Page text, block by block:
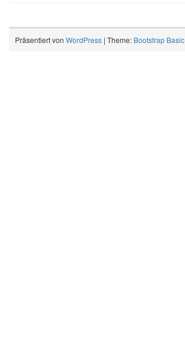
Präsentiert von WordPress | Theme: Bootstrap Basic